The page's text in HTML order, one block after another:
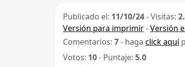
Publicado el: 11/10/24-Visitas:
Versión para imprimir-Versión
Comentarios: 7- haga click aquí
Votos: 10- Puntaje: 5.0